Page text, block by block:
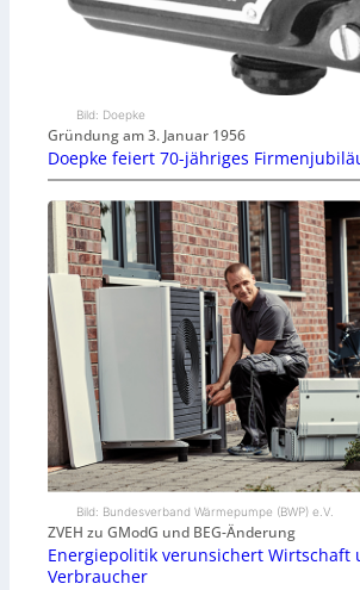
Bild: Doepke
Gründung am 3. Januar 1956
Doepke feiert 70-jähriges
Bild: Bundesverband Wärmepumpe (BWP) e.V.
ZVEH zu GModG und BEG-Änderung
Energiepolitik verunsichert Wirtschaft
Verbraucher